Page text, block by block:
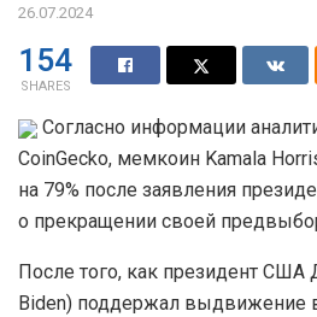
26.07.2024
154
SHARES
Согласно информации
CoinGecko, мемкоин Kamala
на 79% после заявления
о прекращении своей
После того, как президент
Biden) поддержал выдвижение